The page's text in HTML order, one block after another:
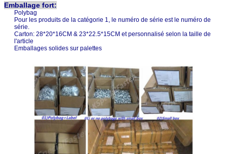
Emballage fort:
Polybag
Pour les produits de la catégorie 1, le numéro de série est le numéro de
série.
Carton: 28*20*16CM & 23*22.5*15CM et personnalisé selon la taille de
l'article
Emballages solides sur palettes